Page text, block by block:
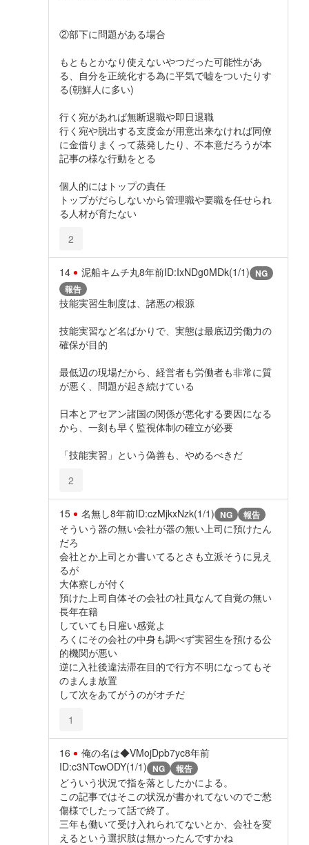
②部下に問題がある場合
もともとかなり使えないやつだった可能性があ
る、自分を正統化する為に平気で嘘をついたりす
る(朝鮮人に多い)
行く宛があれば無断退職や即日退職
行く宛や脱出する支度金が用意出来なければ同僚
に金借りまくって蒸発したり、不本意だろうが本
記事の様な行動をとる
個人的にはトップの責任
トップがだらしないから管理職や要職を任せられ
る人材が育たない
2
14 泥船キムチ丸8年前ID:IxNDg0MDk(1/1) NG
報告
技能実習生制度は、諸悪の根源
技能実習など名ばかりで、実態は最底辺労働力の
確保が目的
最低辺の現場だから、経営者も労働者も非常に質
が悪く、問題が起き続けている
日本とアセアン諸国の関係が悪化する要因になる
から、一刻も早く監視体制の確立が必要
「技能実習」という偽善も、やめるべきだ
2
15 名無し8年前ID:czMjkxNzk(1/1) NG 報告
そういう器の無い会社が器の無い上司に預けたん
だろ
会社とか上司とか書いてるとさも立派そうに見え
るが
大体察しが付く
預けた上司自体その会社の社員なんて自覚の無い
長年在籍
していても日雇い感覚よ
ろくにその会社の中身も調べず実習生を預ける公
的機関が悪い
逆に入社後違法滞在目的で行方不明になってもそ
のまんま放置
して次をあてがうのがオチだ
1
16 俺の名は◆VMojDpb7yc8年前
ID:c3NTcwODY(1/1) NG 報告
どういう状況で指を落としたかによる。
この記事ではそこの状況が書かれてないのでご愁
傷様でしたって話で終了。
三年も働いて受け入れられてないとか、会社を変
えるという選択肢は無かったんですかね